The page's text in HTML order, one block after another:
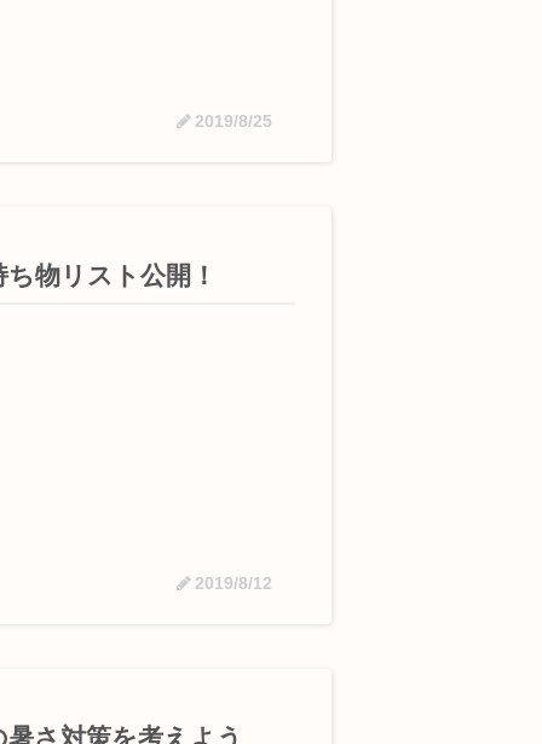
2019/8/25
物リスト公開！
2019/8/12
暑さ対策を考えよう